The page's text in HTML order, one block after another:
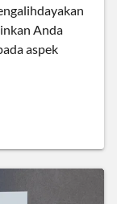
Anda
aspek